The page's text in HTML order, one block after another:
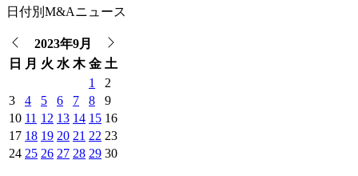
日付別M&Aニュース
2023年9月
日 月 火 水 木 金 土
1
2
3
4 5 6 7 8
9
10 11 12 13 14 15 16
17 18 19 20 21 22 23
24 25 26 27 28 29 30